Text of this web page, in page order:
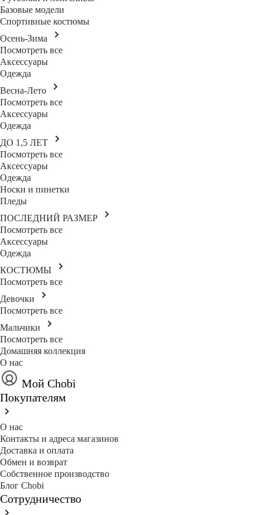
Базовые модели
Спортивные костюмы
Осень-Зима
Посмотреть все
Аксессуары
Одежда
Весна-Лето
Посмотреть все
Аксессуары
Одежда
ДО 1,5 ЛЕТ
Посмотреть все
Аксессуары
Одежда
Носки и пинетки
Пледы
ПОСЛЕДНИЙ РАЗМЕР
Посмотреть все
Аксессуары
Одежда
КОСТЮМЫ
Посмотреть все
Девочки
Посмотреть все
Мальчики
Посмотреть все
Домашняя коллекция
О нас
Мой Chobi
Покупателям
О нас
Контакты и адреса магазинов
Доставка и оплата
Обмен и возврат
Собственное производство
Блог Сhobi
Сотрудничество